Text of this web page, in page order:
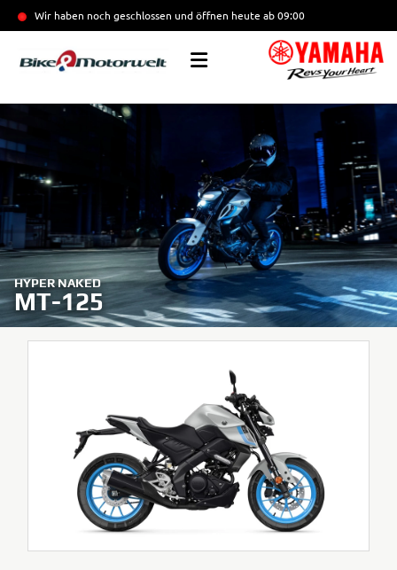
Wir haben noch geschlossen und öffnen heute ab 09:00
HYPER NAKED
MT-125